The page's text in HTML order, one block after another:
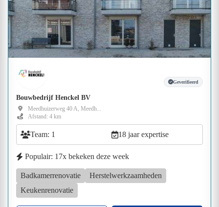
Geverifieerd
Bouwbedrijf Henckel BV
Meedhuizerweg 40 A, Meedh...
Afstand: 4 km
Team: 1 18 jaar expertise
Populair: 17x bekeken deze week
Badkamerrenovatie
Herstelwerkzaamheden
Keukenrenovatie